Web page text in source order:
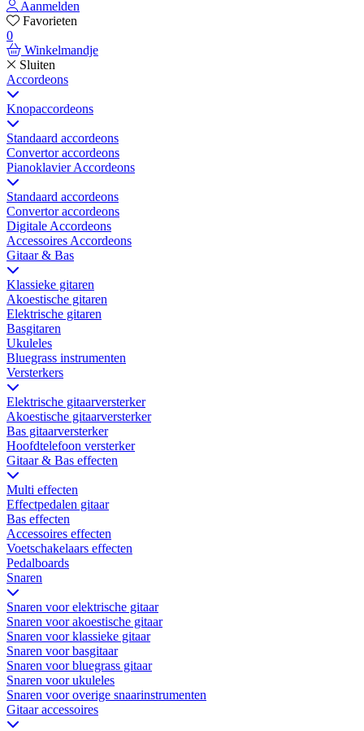
Aanmelden
Favorieten
0
Winkelmandje
Sluiten
Accordeons
Knopaccordeons
Standaard accordeons
Convertor accordeons
Pianoklavier Accordeons
Standaard accordeons
Convertor accordeons
Digitale Accordeons
Accessoires Accordeons
Gitaar & Bas
Klassieke gitaren
Akoestische gitaren
Elektrische gitaren
Basgitaren
Ukuleles
Bluegrass instrumenten
Versterkers
Elektrische gitaarversterker
Akoestische gitaarversterker
Bas gitaarversterker
Hoofdtelefoon versterker
Gitaar & Bas effecten
Multi effecten
Effectpedalen gitaar
Bas effecten
Accessoires effecten
Voetschakelaars effecten
Pedalboards
Snaren
Snaren voor elektrische gitaar
Snaren voor akoestische gitaar
Snaren voor klassieke gitaar
Snaren voor basgitaar
Snaren voor bluegrass gitaar
Snaren voor ukuleles
Snaren voor overige snaarinstrumenten
Gitaar accessoires